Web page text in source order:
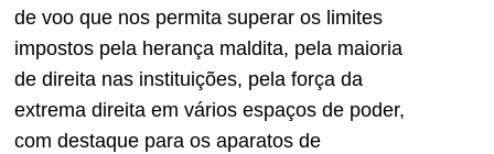
de voo que nos permita superar os limites
impostos pela herança maldita, pela maioria
de direita nas instituições, pela força da
extrema direita em vários espaços de poder,
com destaque para os aparatos de